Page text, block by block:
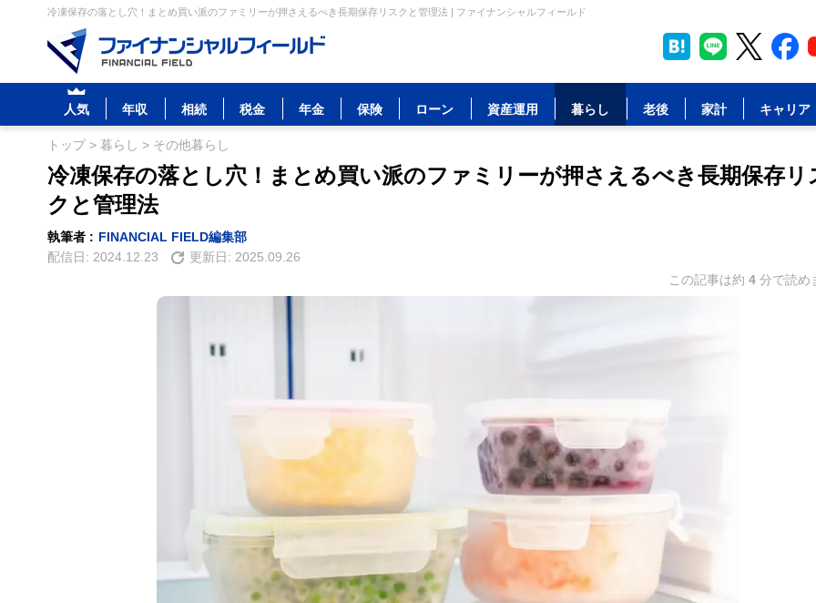
冷凍保存の落とし穴！まとめ買い派のファミリーが押さえるべき長期保存リスクと管理法 | ファイナンシャルフィールド
人気 年収 相続 税金 年金 保険 ローン 資産運用 暮らし 老後 家計 キャリア
トップ> 暮らし > その他暮らし
冷凍保存の落とし穴！まとめ買い派のファミリーが押さえるべき長期保存リ
クと管理法
執筆者 : FINANCIAL FIELD編集部
配信日: 2024.12.23 更新日: 2025.09.26
この記事は約 4 分で読め